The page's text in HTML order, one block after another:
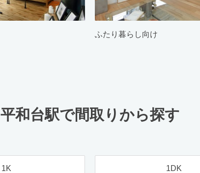
ふたり暮らし向け
平和台駅で間取りから探す
1K 1DK